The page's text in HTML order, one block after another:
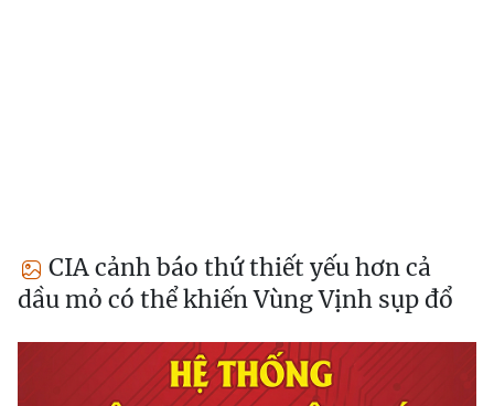
CIA cảnh báo thứ thiết yếu hơn cả
dầu mỏ có thể khiến Vùng Vịnh sụp đổ